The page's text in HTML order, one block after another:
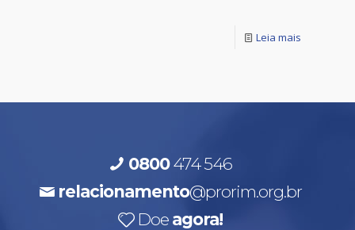
Leia mais
0800474 546
relacionamento@prorim.org.br
Doe agora!